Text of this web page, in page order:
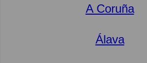
A Coruña
Álava